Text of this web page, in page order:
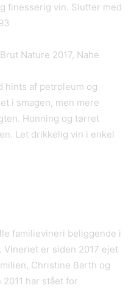
finesserig vin. Slutter med
Nature 2017, Nahe
hints af petroleum og
i smagen, men mere
Honning og tørret
Let drikkelig vin i enkel
familievineri beliggende i
Vineriet er siden 2017 ejet
Christine Barth og
har stået for